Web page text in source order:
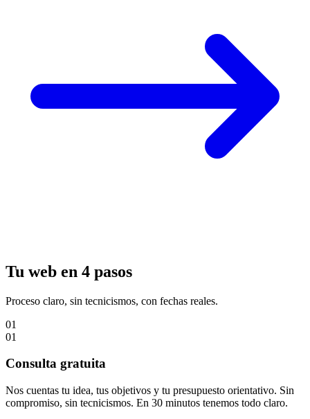
Tu web en 4 pasos
Proceso claro, sin tecnicismos, con fechas reales.
01
01
Consulta gratuita
Nos cuentas tu idea, tus objetivos y tu presupuesto orientativo. Sin
compromiso, sin tecnicismos. En 30 minutos tenemos todo claro.